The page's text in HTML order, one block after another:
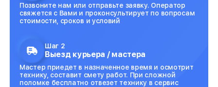
Позвоните нам или отправьте заявку. Оператор
свяжется с Вами и проконсультирует по вопросам
стоимости, сроков и условий
Шаг 2
Выезд курьера / мастера
Мастер приедет в назначенное время и осмотрит
технику, составит смету работ. При сложной
поломке бесплатно отвезет технику в сервис